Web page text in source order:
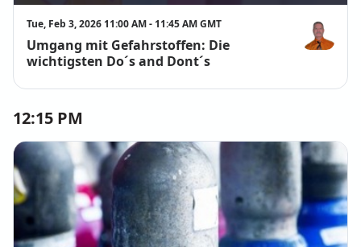
Tue, Feb 3, 2026 11:00 AM - 11:45 AM GMT
Umgang mit Gefahrstoffen: Die
wichtigsten Do´s and Dont´s
Alexander
12:15 PM